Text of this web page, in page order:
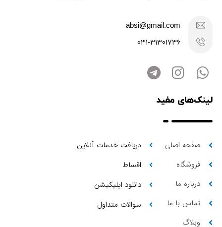
absi@gmail.com
031-31301736
لینک‌های مفید
صفحه اصلی
فروشگاه
درباره ما
تماس با ما
وبلاگ
دریافت خدمات آنلاین
اقساط
دانلود اپلیکیشن
سوالات متداول